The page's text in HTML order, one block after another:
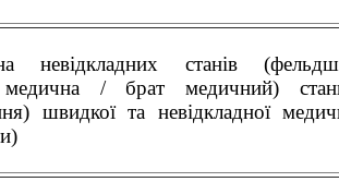
невідкладних станів
медична / брат медичний)
швидкої та невідкладної